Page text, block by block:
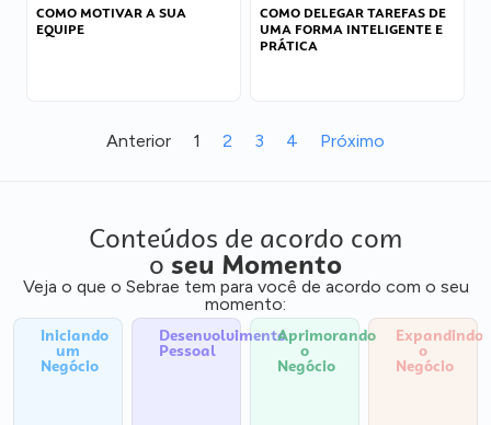
COMO MOTIVAR A SUA
EQUIPE
COMO DELEGAR TAREFAS DE
UMA FORMA INTELIGENTE E
PRÁTICA
Anterior 1 2 3 4 Próximo
Conteúdos de acordo com
o seu Momento
Veja o que o Sebrae tem para você de acordo com o seu
momento:
Iniciando
um
Negócio
Desenvolvimento
Pessoal
Aprimorando
o
Negócio
Expandindo
o
Negócio